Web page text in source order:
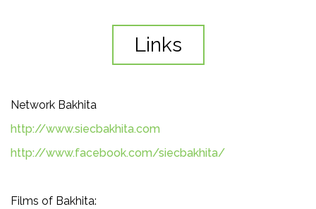
Links
Network Bakhita
http://www.siecbakhita.com
http://www.facebook.com/siecbakhita/
Films of Bakhita: